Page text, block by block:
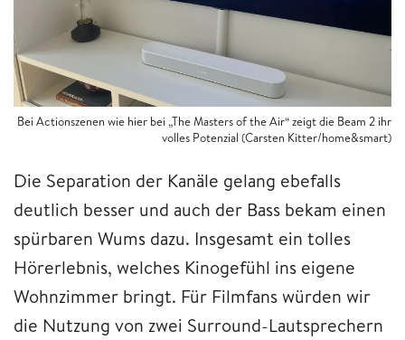
Bei Actionszenen wie hier bei „The Masters of the Air“ zeigt die Beam 2 ihr
volles Potenzial (Carsten Kitter/home&smart)
Die Separation der Kanäle gelang ebefalls
deutlich besser und auch der Bass bekam einen
spürbaren Wums dazu. Insgesamt ein tolles
Hörerlebnis, welches Kinogefühl ins eigene
Wohnzimmer bringt. Für Filmfans würden wir
die Nutzung von zwei Surround-Lautsprechern